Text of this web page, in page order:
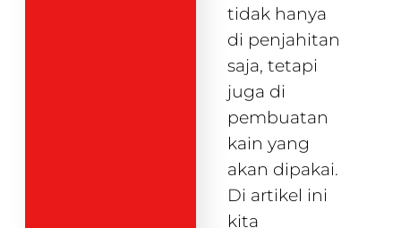
tidak hanya
di penjahitan
saja, tetapi
juga di
pembuatan
kain yang
akan dipakai.
Di artikel ini
kita